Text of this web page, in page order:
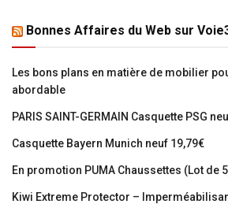
Bonnes Affaires du Web sur
Les bons plans en matière de mobilier
abordable
PARIS SAINT-GERMAIN Casquette PSG
Casquette Bayern Munich neuf 19,79€
En promotion PUMA Chaussettes (Lot de
Kiwi Extreme Protector –